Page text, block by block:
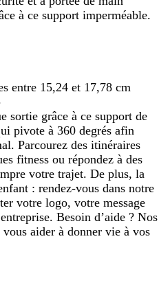
à ce support imperméable.
entre 15,24 et 17,78 cm
sortie grâce à ce support de
pivote à 360 degrés afin
Parcourez des itinéraires
fitness ou répondez à des
votre trajet. De plus, la
: rendez-vous dans notre
votre logo, votre message
Besoin d’aide ? Nos
aider à donner vie à vos